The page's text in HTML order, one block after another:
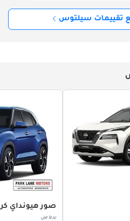
تقييمات سيلتوس
صور هيونداي
بدءا من